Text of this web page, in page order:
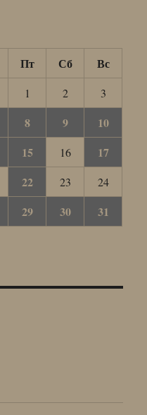
Пт Сб Вс
1 2 3
8 9
10
15 16 17
22 23
24
29 30 31